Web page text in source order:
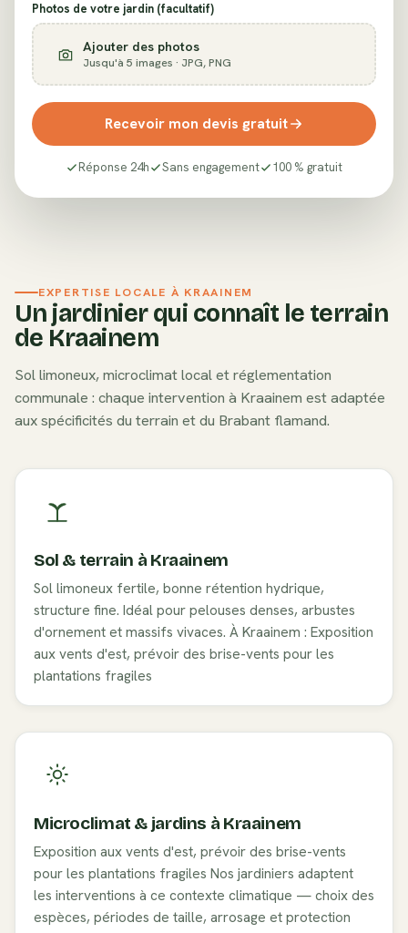
Photos de votre jardin (facultatif)
Ajouter des photos
Jusqu'à 5 images · JPG, PNG
Recevoir mon devis gratuit
Réponse 24h Sans engagement 100 % gratuit
EXPERTISE LOCALE À KRAAINEM
Un jardinier qui connaît le terrain
de Kraainem
Sollimoneux, microclimat local et réglementation
communale : chaque intervention à Kraainem est adaptée
aux spécificités du terrain et du Brabant flamand.
Sol & terrain à Kraainem
Sol limoneux fertile, bonne rétention hydrique,
structure fine. Idéal pour pelouses denses, arbustes
d'ornement et massifs vivaces. À Kraainem : Exposition
aux vents d'est, prévoir des brise-vents pour les
plantations fragiles
Microclimat & jardins à Kraainem
Exposition aux vents d'est, prévoir des brise-vents
pour les plantations fragiles Nos jardiniers adaptent
les interventions à ce contexte climatique — choix des
espèces, périodes de taille, arrosage et protection